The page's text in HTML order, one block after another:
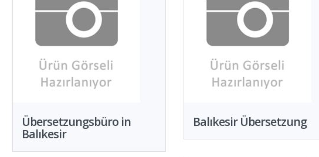
Übersetzungsbüro in
Balıkesir
Balıkesir Übersetzung